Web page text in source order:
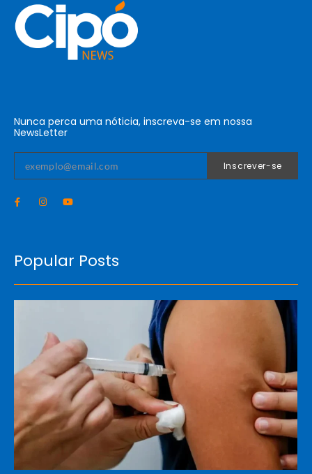
Nunca perca uma nóticia, inscreva-se em nossa
NewsLetter
Inscrever-se
Popular Posts